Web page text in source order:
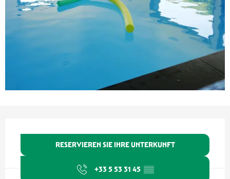
RESERVIEREN SIE IHRE UNTERKUNFT
+33 5 53 31 45 ▒▒